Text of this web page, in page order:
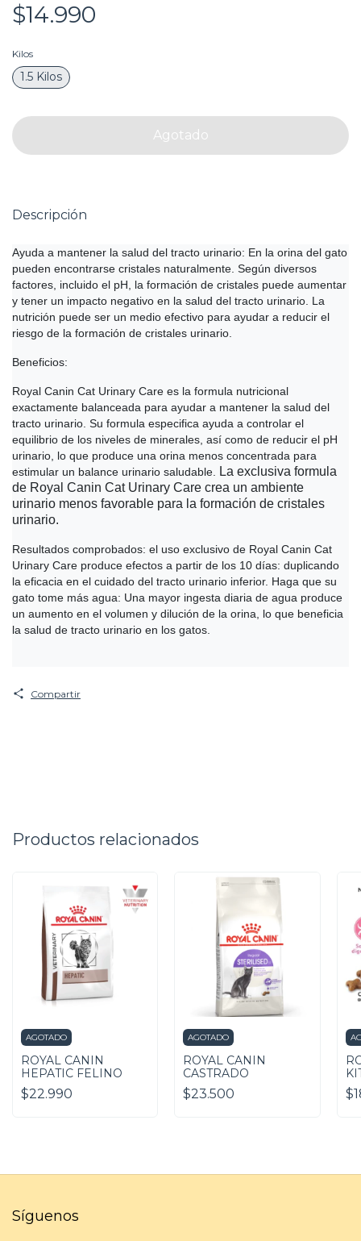
$14.990
Kilos
1.5 Kilos
Descripción
Ayuda a mantener la salud del tracto urinario: En la orina del gato
pueden encontrarse cristales naturalmente. Según diversos
factores, incluido el pH, la formación de cristales puede aumentar
y tener un impacto negativo en la salud del tracto urinario. La
nutrición puede ser un medio efectivo para ayudar a reducir el
riesgo de la formación de cristales urinario.
Beneficios:
Royal Canin Cat Urinary Care es la formula nutricional
exactamente balanceada para ayudar a mantener la salud del
tracto urinario. Su formula especifica ayuda a controlar el
equilibrio de los niveles de minerales, así como de reducir el pH
urinario, lo que produce una orina menos concentrada para
estimular un balance urinario saludable.
La exclusiva formula
de Royal Canin Cat Urinary Care crea un ambiente
urinario menos favorable para la formación de cristales
urinario.
Resultados comprobados: el uso exclusivo de Royal Canin Cat
Urinary Care produce efectos a partir de los 10 días: duplicando
la eficacia en el cuidado del tracto urinario inferior. Haga que su
gato tome más agua: Una mayor ingesta diaria de agua produce
un aumento en el volumen y dilución de la orina, lo que beneficia
la salud de tracto urinario en los gatos.
Compartir
Productos relacionados
AGOTADO
ROYAL CANIN
HEPATIC FELINO
$22.990
AGOTADO
ROYAL CANIN
CASTRADO
$23.500
Síguenos